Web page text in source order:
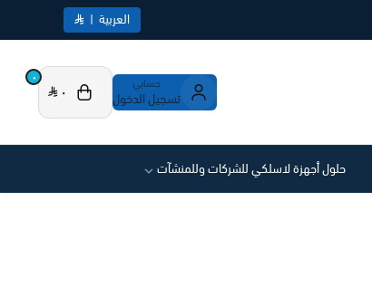
العربية |
حسابي
تسجيل الدخول
٠
٠
حلول أجهزة لاسلكي للشركات وللمنشآت